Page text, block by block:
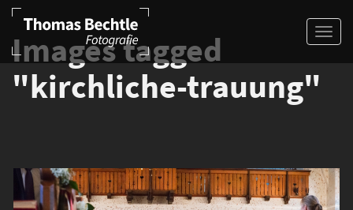
Images tagged
"kirchliche-trauung"